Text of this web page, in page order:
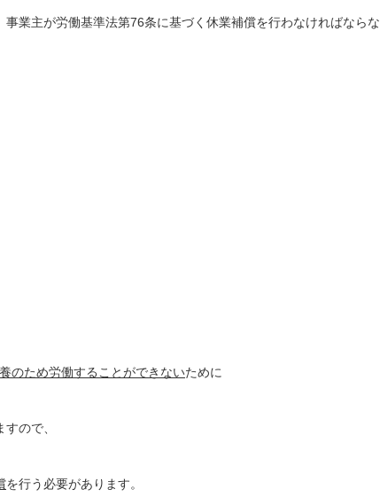
業主が労働基準法第76条に基づく休業補償を行わなければならな
のため労働することができないために
すので、
を行う 必要があります。